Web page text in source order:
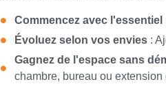
Commencez avec l'essentiel
Évoluez selon vos envies :
Gagnez de l'espace sans
chambre, bureau ou extension